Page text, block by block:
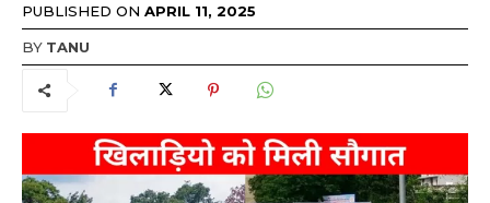
PUBLISHED ON APRIL 11, 2025
BY TANU